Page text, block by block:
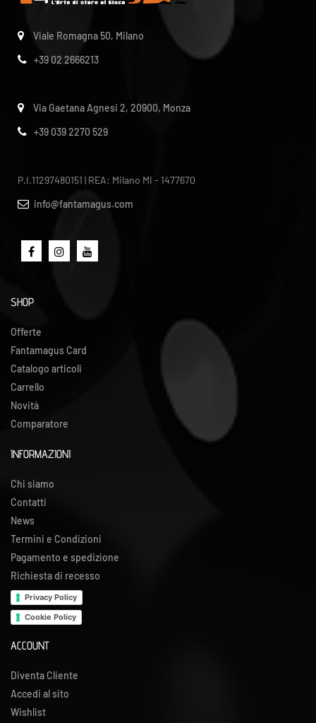
Viale Romagna 50, Milano
+39 02 2666213
Via Gaetana Agnesi 2, 20900, Monza
+39 039 2270 529
P.I.11297480151 | REA: Milano MI - 1477670
info@fantamagus.com
SHOP
Offerte
Fantamagus Card
Catalogo articoli
Carrello
Novità
Comparatore
INFORMAZIONI
Chi siamo
Contatti
News
Termini e Condizioni
Pagamento e spedizione
Richiesta di recesso
Privacy Policy
Cookie Policy
ACCOUNT
Diventa Cliente
Accedi al sito
Wishlist